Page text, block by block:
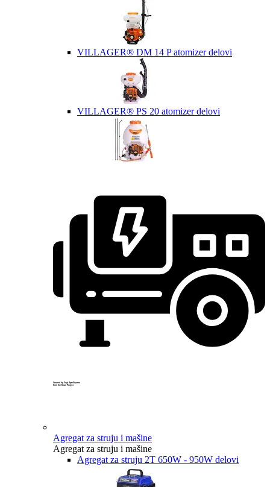
VILLAGER® DM 14 P atomizer delovi
VILLAGER® PS 20 atomizer delovi
Created by Yogi Aprelliyanto
from the Noun Project
Agregat za struju i mašine
Agregat za struju i mašine
Agregat za struju 2T 650W - 950W delovi